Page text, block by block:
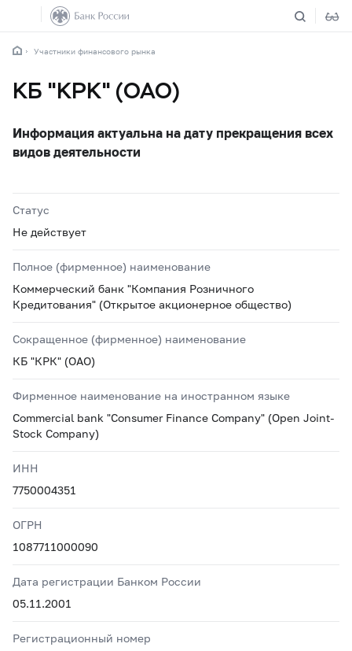
Участники финансового рынка
КБ "КРК" (ОАО)
Информация актуальна на дату прекращения всех
видов деятельности
Статус
Не действует
Полное (фирменное) наименование
Коммерческий банк "Компания Розничного
Кредитования" (Открытое акционерное общество)
Сокращенное (фирменное) наименование
КБ "КРК" (ОАО)
Фирменное наименование на иностранном языке
Commercial bank "Consumer Finance Company" (Open Joint-
Stock Company)
ИНН
7750004351
ОГРН
1087711000090
Дата регистрации Банком России
05.11.2001
Регистрационный номер